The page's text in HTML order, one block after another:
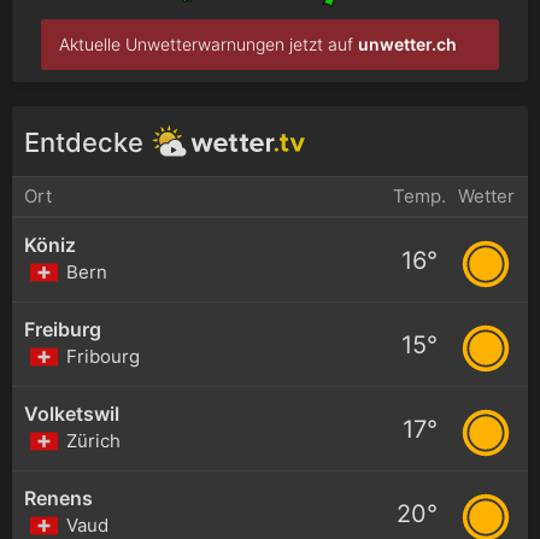
Aktuelle Unwetterwarnungen jetzt auf unwetter.ch
Entdecke
Ort Temp. Wetter
Köniz
Bern 16°
Freiburg
Fribourg 15°
Volketswil
Zürich 17°
Renens
Vaud 20°